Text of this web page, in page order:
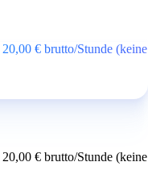
€ brutto/Stunde (keine
€ brutto/Stunde (keine